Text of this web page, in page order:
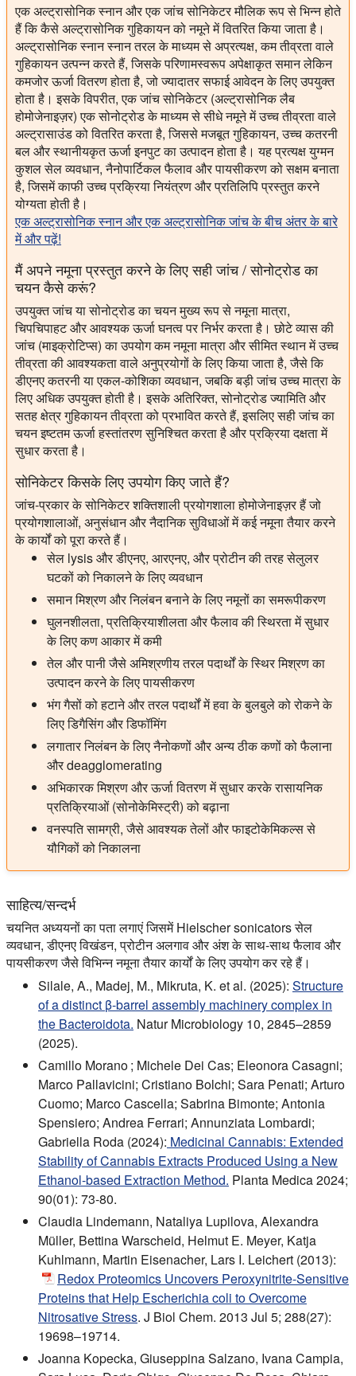
एक अल्ट्रासोनिक स्नान और एक जांच सोनिकेटर मौलिक रूप से भिन्न होते
हैं कि कैसे अल्ट्रासोनिक गुहिकायन को नमूने में वितरित किया जाता है।
अल्ट्रासोनिक स्नान स्नान तरल के माध्यम से अप्रत्यक्ष, कम तीव्रता वाले
गुहिकायन उत्पन्न करते हैं, जिसके परिणामस्वरूप अपेक्षाकृत समान लेकिन
कमजोर ऊर्जा वितरण होता है, जो ज्यादातर सफाई आवेदन के लिए उपयुक्त
होता है। इसके विपरीत, एक जांच सोनिकेटर (अल्ट्रासोनिक लैब
होमोजेनाइज़र) एक सोनोट्रोड के माध्यम से सीधे नमूने में उच्च तीव्रता वाले
अल्ट्रासाउंड को वितरित करता है, जिससे मजबूत गुहिकायन, उच्च कतरनी
बल और स्थानीयकृत ऊर्जा इनपुट का उत्पादन होता है। यह प्रत्यक्ष युग्मन
कुशल सेल व्यवधान, नैनोपार्टिकल फैलाव और पायसीकरण को सक्षम बनाता
है, जिसमें काफी उच्च प्रक्रिया नियंत्रण और प्रतिलिपि प्रस्तुत करने
योग्यता होती है।
एक अल्ट्रासोनिक स्नान और एक अल्ट्रासोनिक जांच के बीच अंतर के बारे
में और पढ़ें!
मैं अपने नमूना प्रस्तुत करने के लिए सही जांच / सोनोट्रोड का
चयन कैसे करूं?
उपयुक्त जांच या सोनोट्रोड का चयन मुख्य रूप से नमूना मात्रा,
चिपचिपाहट और आवश्यक ऊर्जा घनत्व पर निर्भर करता है। छोटे व्यास की
जांच (माइक्रोटिप्स) का उपयोग कम नमूना मात्रा और सीमित स्थान में उच्च
तीव्रता की आवश्यकता वाले अनुप्रयोगों के लिए किया जाता है, जैसे कि
डीएनए कतरनी या एकल-कोशिका व्यवधान, जबकि बड़ी जांच उच्च मात्रा के
लिए अधिक उपयुक्त होती है। इसके अतिरिक्त, सोनोट्रोड ज्यामिति और
सतह क्षेत्र गुहिकायन तीव्रता को प्रभावित करते हैं, इसलिए सही जांच का
चयन इष्टतम ऊर्जा हस्तांतरण सुनिश्चित करता है और प्रक्रिया दक्षता में
सुधार करता है।
सोनिकेटर किसके लिए उपयोग किए जाते हैं?
जांच-प्रकार के सोनिकेटर शक्तिशाली प्रयोगशाला होमोजेनाइज़र हैं जो
प्रयोगशालाओं, अनुसंधान और नैदानिक सुविधाओं में कई नमूना तैयार करने
के कार्यों को पूरा करते हैं।
सेल lysis और डीएनए, आरएनए, और प्रोटीन की तरह सेलुलर
घटकों को निकालने के लिए व्यवधान
समान मिश्रण और निलंबन बनाने के लिए नमूनों का समरूपीकरण
घुलनशीलता, प्रतिक्रियाशीलता और फैलाव की स्थिरता में सुधार
के लिए कण आकार में कमी
तेल और पानी जैसे अमिश्रणीय तरल पदार्थों के स्थिर मिश्रण का
उत्पादन करने के लिए पायसीकरण
भंग गैसों को हटाने और तरल पदार्थों में हवा के बुलबुले को रोकने के
लिए डिगैसिंग और डिफॉमिंग
लगातार निलंबन के लिए नैनोकणों और अन्य ठीक कणों को फैलाना
और deagglomerating
अभिकारक मिश्रण और ऊर्जा वितरण में सुधार करके रासायनिक
प्रतिक्रियाओं (सोनोकेमिस्ट्री) को बढ़ाना
वनस्पति सामग्री, जैसे आवश्यक तेलों और फाइटोकेमिकल्स से
यौगिकों को निकालना
साहित्य/सन्दर्भ
चयनित अध्ययनों का पता लगाएं जिसमें Hielscher sonicators सेल
व्यवधान, डीएनए विखंडन, प्रोटीन अलगाव और अंश के साथ-साथ फैलाव और
पायसीकरण जैसे विभिन्न नमूना तैयार कार्यों के लिए उपयोग कर रहे हैं।
Silale, A., Madej, M., Mikruta, K. et al. (2025): Structure
of a distinct β-barrel assembly machinery complex in
the Bacteroidota. Natur Microbiology 10, 2845–2859
(2025).
Camillo Morano ; Michele Dei Cas; Eleonora Casagni;
Marco Pallavicini; Cristiano Bolchi; Sara Penati; Arturo
Cuomo; Marco Cascella; Sabrina Bimonte; Antonia
Spensiero; Andrea Ferrari; Annunziata Lombardi;
Gabriella Roda (2024): Medicinal Cannabis: Extended
Stability of Cannabis Extracts Produced Using a New
Ethanol-based Extraction Method. Planta Medica 2024;
90(01): 73-80.
Claudia Lindemann, Nataliya Lupilova, Alexandra
Müller, Bettina Warscheid, Helmut E. Meyer, Katja
Kuhlmann, Martin Eisenacher, Lars I. Leichert (2013):
Redox Proteomics Uncovers Peroxynitrite-Sensitive
Proteins that Help Escherichia coli to Overcome
Nitrosative Stress. J Biol Chem. 2013 Jul 5; 288(27):
19698–19714.
Joanna Kopecka, Giuseppina Salzano, Ivana Campia,